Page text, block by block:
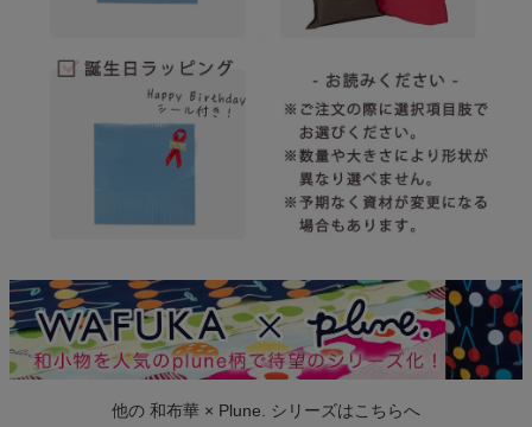
他の 和布華 × Plune. シリーズはこちらへ